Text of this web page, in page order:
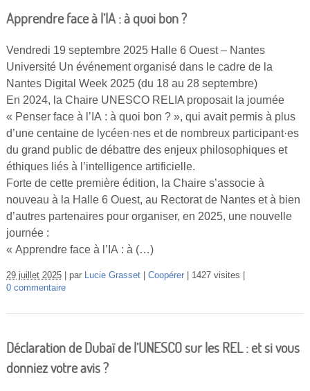
Apprendre face à l’IA : à quoi bon ?
Vendredi 19 septembre 2025 Halle 6 Ouest – Nantes
Université Un événement organisé dans le cadre de la
Nantes Digital Week 2025 (du 18 au 28 septembre)
En 2024, la Chaire UNESCO RELIA proposait la journée
« Penser face à l’IA : à quoi bon ? », qui avait permis à plus
d’une centaine de lycéen·nes et de nombreux participant·es
du grand public de débattre des enjeux philosophiques et
éthiques liés à l’intelligence artificielle.
Forte de cette première édition, la Chaire s’associe à
nouveau à la Halle 6 Ouest, au Rectorat de Nantes et à bien
d’autres partenaires pour organiser, en 2025, une nouvelle
journée :
« Apprendre face à l’IA : à (…)
29 juillet 2025 par Lucie Grasset Coopérer
1427 visites
0 commentaire
Déclaration de Dubaï de l’UNESCO sur les REL : et si vous
donniez votre avis ?